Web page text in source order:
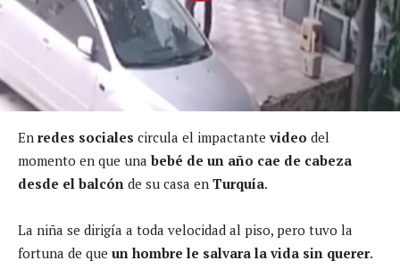
En redes sociales circula el impactante video del
momento en que una bebé de un año cae de cabeza
desde el balcón de su casa en Turquía.
La niña se dirigía a toda velocidad al piso, pero tuvo la
fortuna de que un hombre le salvara la vida sin querer.